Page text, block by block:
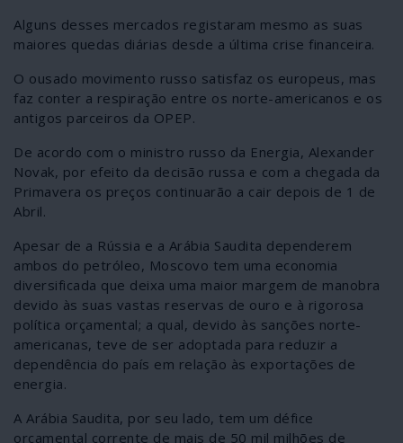
Alguns desses mercados registaram mesmo as suas
maiores quedas diárias desde a última crise financeira.
O ousado movimento russo satisfaz os europeus, mas
faz conter a respiração entre os norte-americanos e os
antigos parceiros da OPEP.
De acordo com o ministro russo da Energia, Alexander
Novak, por efeito da decisão russa e com a chegada da
Primavera os preços continuarão a cair depois de 1 de
Abril.
Apesar de a Rússia e a Arábia Saudita dependerem
ambos do petróleo, Moscovo tem uma economia
diversificada que deixa uma maior margem de manobra
devido às suas vastas reservas de ouro e à rigorosa
política orçamental; a qual, devido às sanções norte-
americanas, teve de ser adoptada para reduzir a
dependência do país em relação às exportações de
energia.
A Arábia Saudita, por seu lado, tem um défice
orçamental corrente de mais de 50 mil milhões de